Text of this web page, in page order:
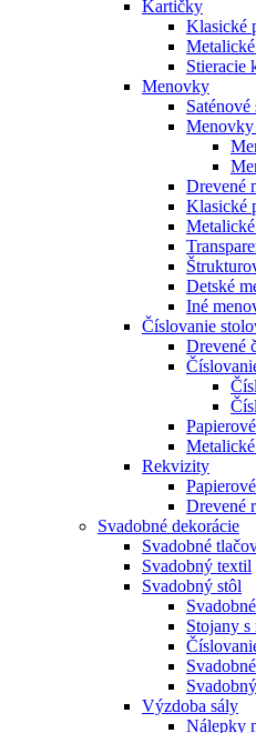
Kartičky
Klasické
Stieracie
Menovky
Menovky
Drevené
Klasické
Detské
Iné
Číslovanie
Drevené
Rekvizity
Drevené
Svadobné dekorácie
Svadobné
Svadobný textil
Svadobný stôl
Stojany s
Výzdoba sály
Nálepky